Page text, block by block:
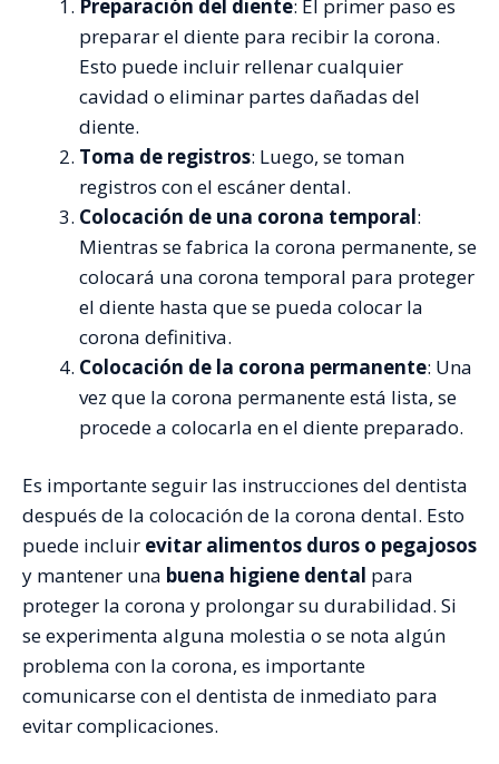
Preparación del diente: El primer paso es
preparar el diente para recibir la corona.
Esto puede incluir rellenar cualquier
cavidad o eliminar partes dañadas del
diente.
Toma de registros: Luego, se toman
registros con el escáner dental.
Colocación de una corona temporal:
Mientras se fabrica la corona permanente, se
colocará una corona temporal para proteger
el diente hasta que se pueda colocar la
corona definitiva.
Colocación de la corona permanente: Una
vez que la corona permanente está lista, se
procede a colocarla en el diente preparado.
Es importante seguir las instrucciones del dentista
después de la colocación de la corona dental. Esto
puede incluir evitar alimentos duros o pegajosos
y mantener una buena higiene dental para
proteger la corona y prolongar su durabilidad. Si
se experimenta alguna molestia o se nota algún
problema con la corona, es importante
comunicarse con el dentista de inmediato para
evitar complicaciones.